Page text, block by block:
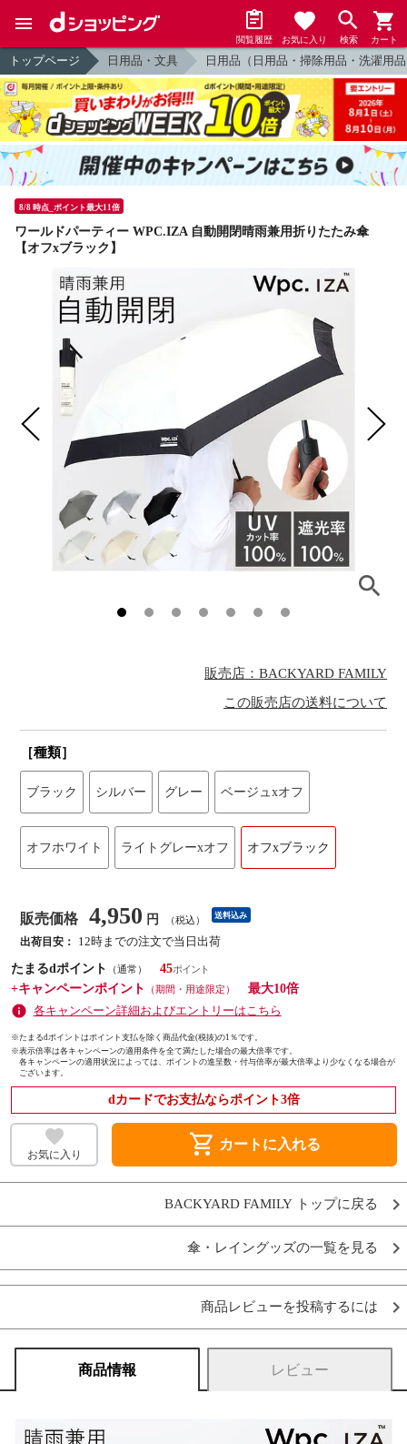
閲覧履歴 お気に入り 検索 カート
トップページ 日用品・文具 日用品（日用品・掃除用品・洗濯用
8/8 時点_ポイント最大11倍
ワールドパーティー WPC.IZA 自動開閉晴雨兼用折りたたみ傘
【オフxブラック】
販売店：BACKYARD FAMILY
この販売店の送料について
［種類］
ブラック シルバー グレー ベージュxオフ
オフホワイト ライトグレーxオフ オフxブラック
販売価格 4,950 円 （税込） 送料込み
出荷目安：
12時までの注文で当日出荷
たまるdポイント
（通常）
45
+キャンペーンポイント
（期間・用途限定）
最大10倍
各キャンペーン詳細およびエントリーはこちら
※たまるdポイントはポイント支払を除く商品代金(税抜)の1％です。
※表示倍率は各キャンペーンの適用条件を全て満たした場合の最大倍率です。
各キャンペーンの適用状況によっては、ポイントの進呈数・付与倍率が最大倍率より少なくなる場合が
ございます。
dカードでお支払ならポイント3倍
お気に入り shopping_cart カートに入れる
BACKYARD FAMILY トップに戻る
傘・レイングッズの一覧を見る
商品レビューを投稿するには
商品情報 レビュー